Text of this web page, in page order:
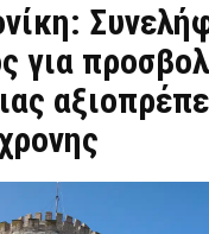
για